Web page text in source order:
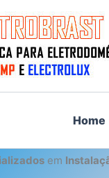
Home
em